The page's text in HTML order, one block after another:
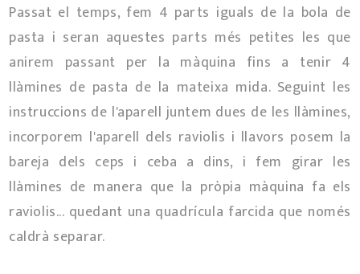
Passat el temps, fem 4 parts iguals de la bola de
pasta i seran aquestes parts més petites les que
anirem passant per la màquina fins a tenir 4
llàmines de pasta de la mateixa mida. Seguint les
instruccions de l'aparell juntem dues de les llàmines,
incorporem l'aparell dels raviolis i llavors posem la
bareja dels ceps i ceba a dins, i fem girar les
llàmines de manera que la pròpia màquina fa els
raviolis... quedant una quadrícula farcida que només
caldrà separar.